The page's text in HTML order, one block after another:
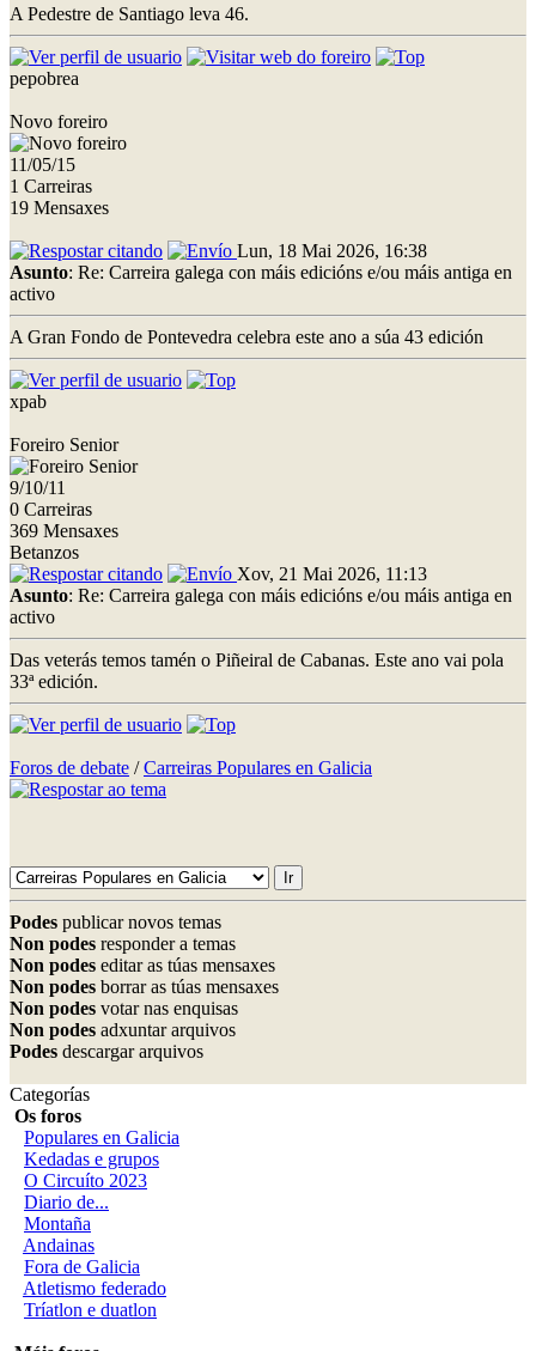
A Pedestre de Santiago leva 46.
pepobrea
Novo foreiro
11/05/15
1 Carreiras
19 Mensaxes
Lun, 18 Mai 2026, 16:38
Asunto: Re: Carreira galega con máis edicións e/ou máis antiga en
activo
A Gran Fondo de Pontevedra celebra este ano a súa 43 edición
xpab
Foreiro Senior
9/10/11
0 Carreiras
369 Mensaxes
Betanzos
Xov, 21 Mai 2026, 11:13
Asunto: Re: Carreira galega con máis edicións e/ou máis antiga en
activo
Das veterás temos tamén o Piñeiral de Cabanas. Este ano vai pola
33ª edición.
Foros de debate /Carreiras Populares en Galicia
Podes publicar novos temas
Non podes responder a temas
Non podes editar as túas mensaxes
Non podes borrar as túas mensaxes
Non podes votar nas enquisas
Non podes adxuntar arquivos
Podes descargar arquivos
Categorías
Os foros
Populares en Galicia
Kedadas e grupos
O Circuíto 2023
Diario de...
Montaña
Andainas
Fora de Galicia
Atletismo federado
Tríatlon e duatlon